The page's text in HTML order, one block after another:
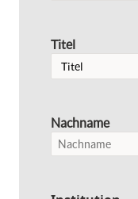
Titel
Nachname